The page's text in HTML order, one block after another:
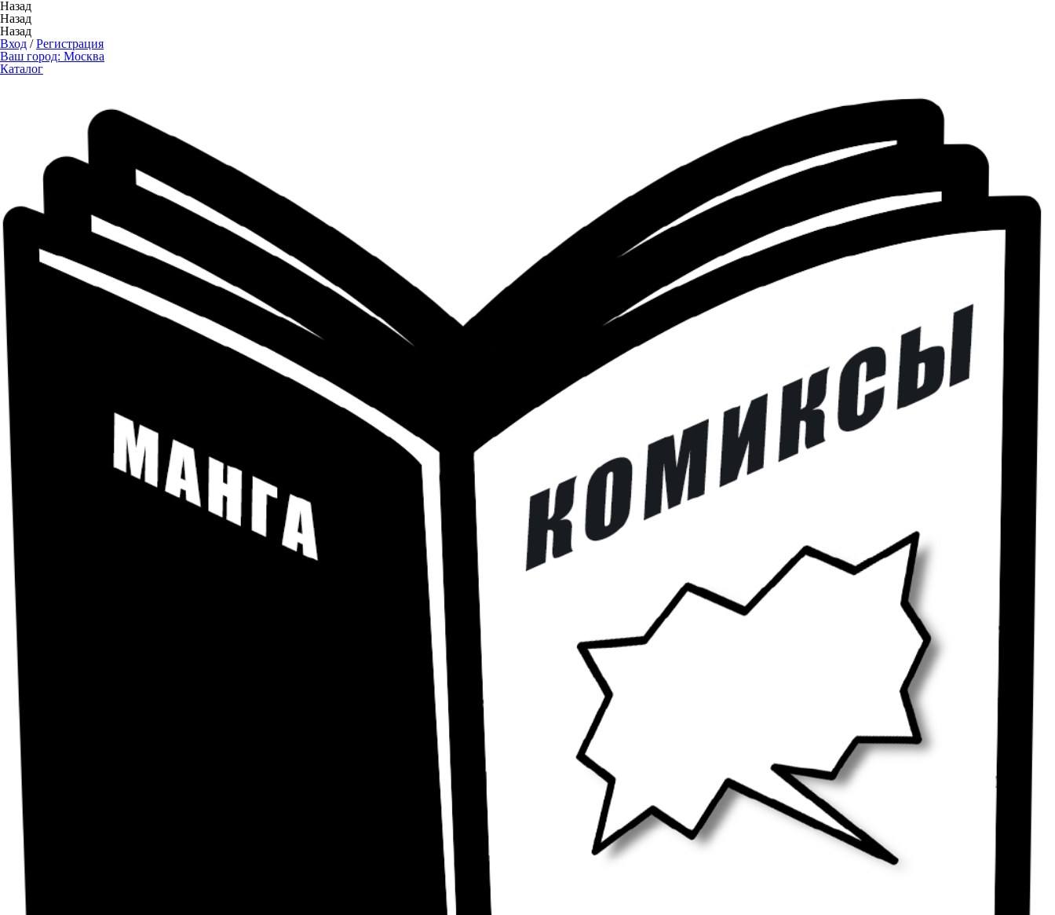
Назад
Назад
Назад
Вход /Регистрация
Ваш город: Москва
Каталог